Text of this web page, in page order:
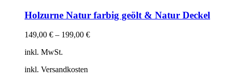
Holzurne Natur farbig geölt & Natur Deckel
149,00 € – 199,00 €
inkl. MwSt.
inkl. Versandkosten